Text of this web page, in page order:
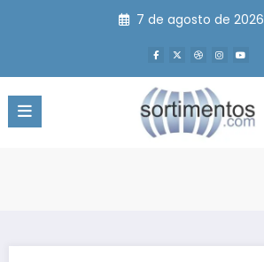
7 de agosto de 2026